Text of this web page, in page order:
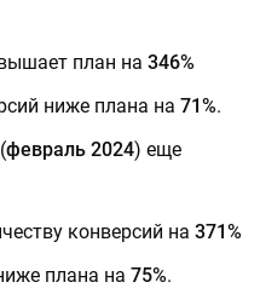
план на 346%
ниже плана на 71%.
февраль 2024) еще
конверсий на 371%
плана на 75%.